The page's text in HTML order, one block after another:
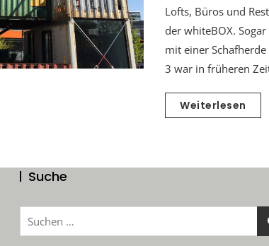
Lofts, Büros und
der whiteBOX.
mit einer
3 war in früheren
Weiterlesen
Suche
Suchen